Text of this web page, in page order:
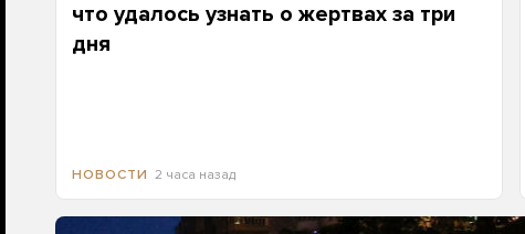
что удалось узнать о жертвах за три
дня
НОВОСТИ 2 часа назад